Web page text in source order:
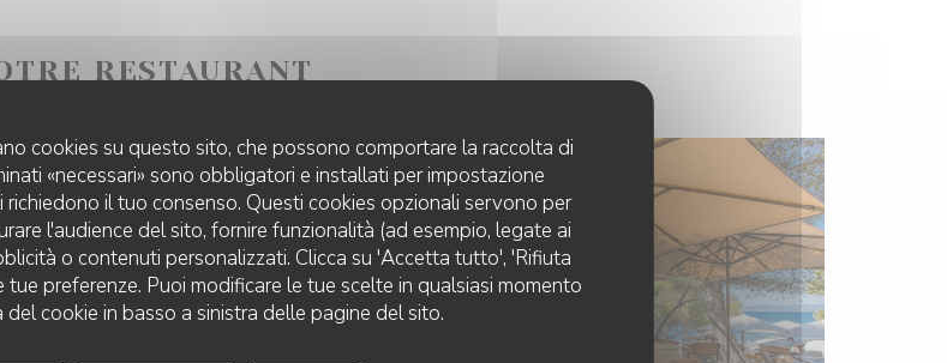
cookies su questo sito, che possono comportare la raccolta di
«necessari» sono obbligatori e installati per impostazione
il tuo consenso. Questi cookies opzionali servono per
l'audience del sito, fornire funzionalità (ad esempio, legate ai
o contenuti personalizzati. Clicca su 'Accetta tutto', 'Rifiuta
preferenze. Puoi modificare le tue scelte in qualsiasi momento
del cookie in basso a sinistra delle pagine del sito.
RESTAURANT
LA PLAGE DE L'ÎLE D'OR